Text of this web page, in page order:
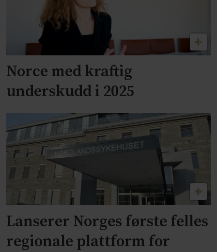
Norce med kraftig
underskudd i 2025
Lanserer Norges første felles
regionale plattform for